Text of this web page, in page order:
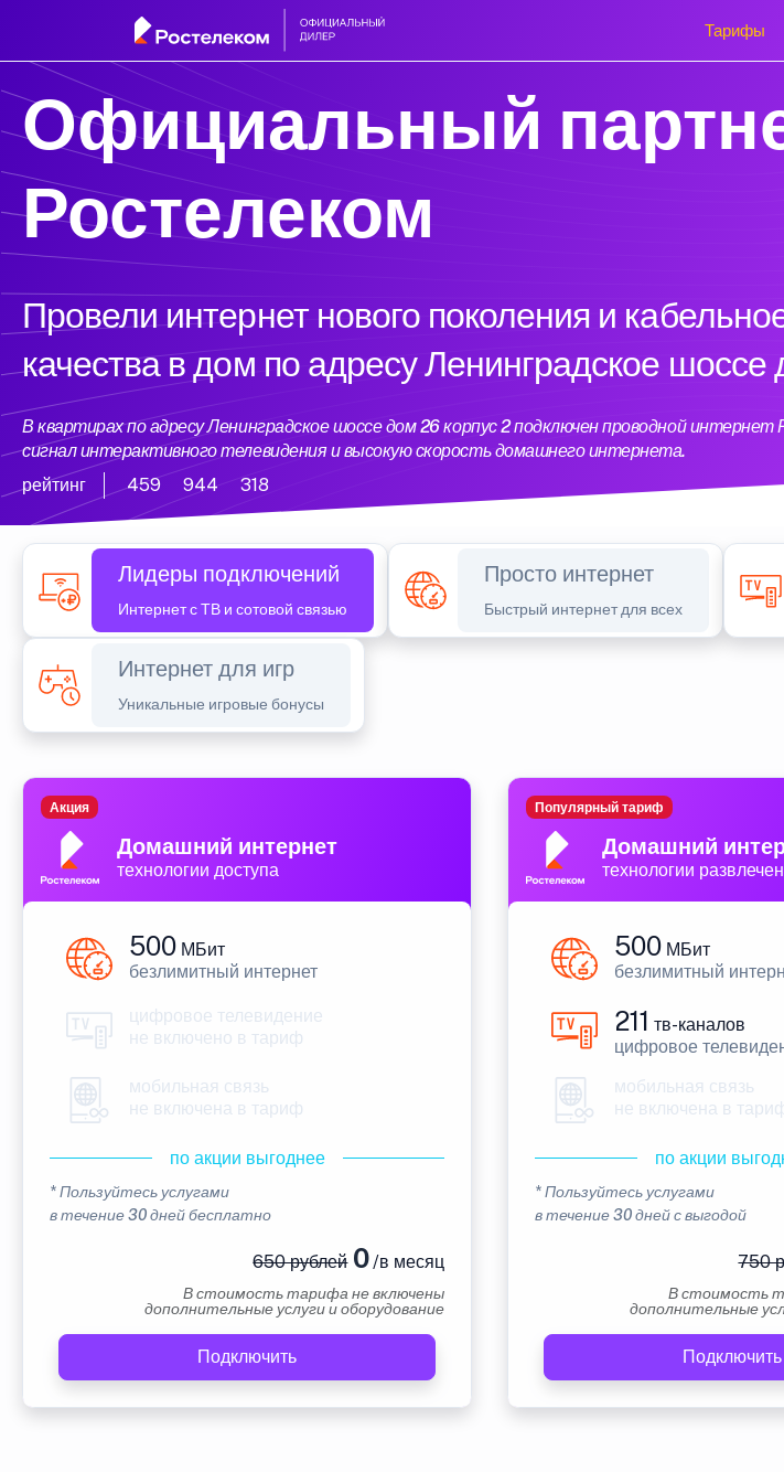
Тарифы
Официальный
Ростелеком
Провели интернет нового поколения и
качества в дом по адресу Ленинградское шоссе
В квартирах по адресу Ленинградское шоссе дом 26 корпус 2 подключен проводной
сигнал интерактивного телевидения и высокую скорость домашнего интернета.
рейтинг
459 944 318
Лидеры подключений
Интернет с ТВ и сотовой связью
Просто интернет
Быстрый интернет для всех
Интернет для игр
Уникальные игровые бонусы
Домашний интернет
технологии доступа
Акция
500 МБит
безлимитный интернет
цифровое телевидение
не включено в тариф
мобильная связь
не включена в тариф
по акции выгоднее
* Пользуйтесь услугами
в течение 30 дней бесплатно
650 рублей0/в месяц
В стоимость тарифа не включены
дополнительные услуги и оборудование
Подключить
Домашний
технологии
Популярный тариф
500 МБит
безлимитный
211 тв-каналов
цифровое
мобильная связь
не включена в
по акции
* Пользуйтесь услугами
в течение 30 дней с выгодой
750
В стоимость
дополнительные
Подключить